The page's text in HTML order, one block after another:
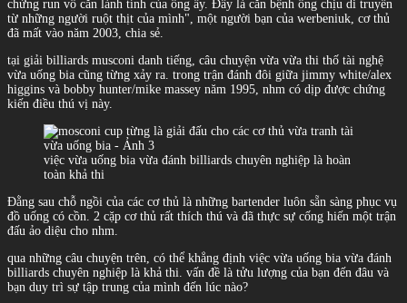
chứng run vô căn lành tính của ông ấy. Đây là căn bệnh ông chịu di truyền
từ những người ruột thịt của mình", một người bạn của werbeniuk, cơ thủ
đã mất vào năm 2003, chia sẻ.
tại giải billiards musconi danh tiếng, câu chuyện vừa vừa thi thố tài nghệ
vừa uống bia cũng từng xảy ra. trong trận đánh đôi giữa jimmy white/alex
higgins và bobby hunter/mike massey năm 1995, nhm có dịp được chứng
kiến điều thú vị này.
việc vừa uống bia vừa đánh billiards chuyên nghiệp là hoàn
toàn khả thi
Đằng sau chỗ ngồi của các cơ thủ là những bartender luôn sẵn sàng phục vụ
đồ uống có cồn. 2 cặp cơ thủ rất thích thú và đã thực sự cống hiến một trận
đấu ảo diệu cho nhm.
qua những câu chuyện trên, có thể khẳng định việc vừa uống bia vừa đánh
billiards chuyên nghiệp là khả thi. vấn đề là tửu lượng của bạn đến đâu và
bạn duy trì sự tập trung của mình đến lúc nào?